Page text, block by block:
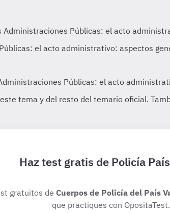
Haz test gratis de Policía
gratuitos de Cuerpos de Policía del País
que practiques con OpositaTest.